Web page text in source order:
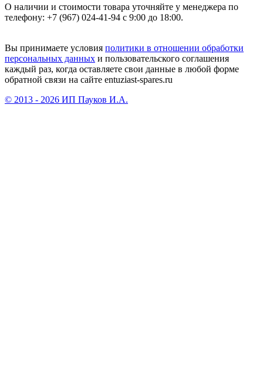
О наличии и стоимости товара уточняйте у менеджера по
телефону: +7 (967) 024-41-94 с 9:00 до 18:00.
Вы принимаете условия политики в отношении обработки
персональных данных и пользовательского соглашения
каждый раз, когда оставляете свои данные в любой форме
обратной связи на сайте entuziast-spares.ru
© 2013 - 2026 ИП Пауков И.А.